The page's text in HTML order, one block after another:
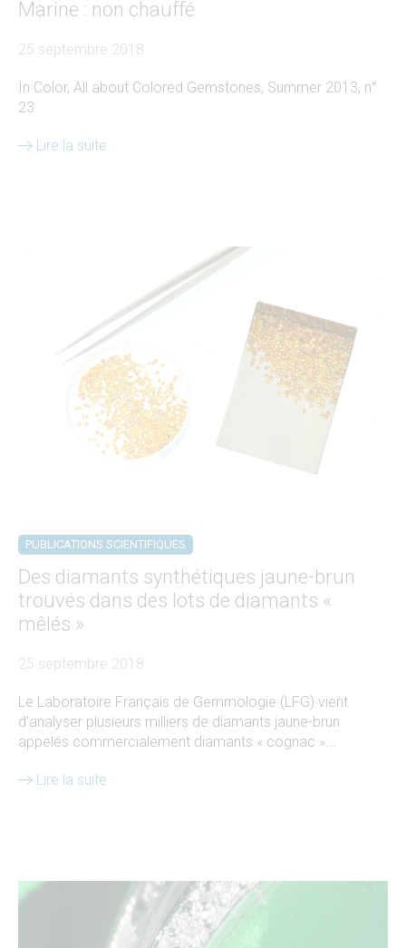
Marine : non chauffé
25 septembre 2018
In Color, All about Colored Gemstones, Summer 2013, n°
23
Lire la suite
PUBLICATIONS SCIENTIFIQUES
Des diamants synthétiques jaune-brun
trouvés dans des lots de diamants «
mêlés »
25 septembre 2018
Le Laboratoire Français de Gemmologie (LFG) vient
d’analyser plusieurs milliers de diamants jaune-brun
appelés commercialement diamants « cognac »...
Lire la suite